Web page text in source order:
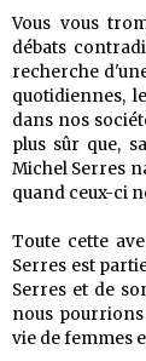
Vous vous
débats
recherche
quotidiennes,
dans nos
plus sûr que,
Michel Serres
quand ceux-ci
Toute cette
Serres est
Serres et de
nous
vie de femmes